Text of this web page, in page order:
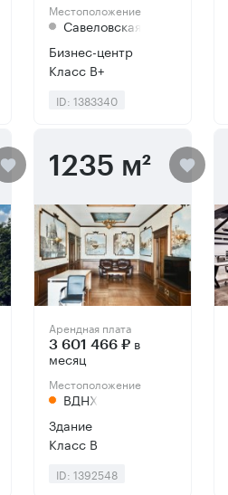
Местоположение
Савеловская
Бизнес-центр
Класс B+
ID: 1383340
1235 м²
Арендная плата
3 601 466 ₽ в
месяц
Местоположение
ВДНХ
Здание
Класс B
ID: 1392548